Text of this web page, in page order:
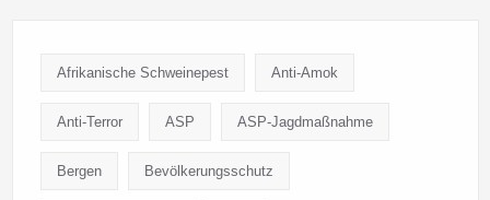
Afrikanische Schweinepest Anti-Amok
Anti-Terror ASP ASP-Jagdmaßnahme
Bergen Bevölkerungsschutz